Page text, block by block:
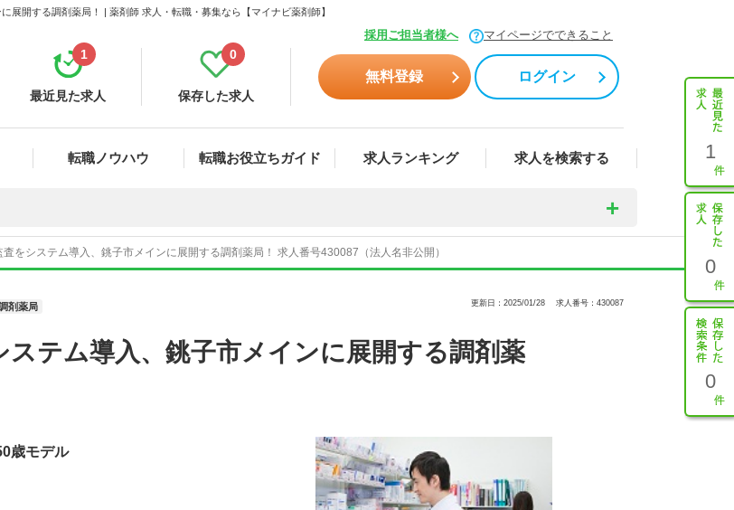
開する調剤薬局！ | 薬剤師 求人・転職・募集なら【マイナビ薬剤師】
採用ご担当者様へ マイページでできること
最近見た求人
1
保存した求人
0
無料登録 ログイン
転職ノウハウ 転職お役立ちガイド 求人ランキング 求人を検索する 1
0
0
査をシステム導入、銚子市メインに展開する調剤薬局！ 求人番号430087（法人名非公開）
剤薬局 更新日：2025/01/28 求人番号：430087
ステム導入、銚子市メインに展開する調剤薬
歳モデル